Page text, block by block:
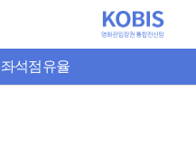
좌석점유율